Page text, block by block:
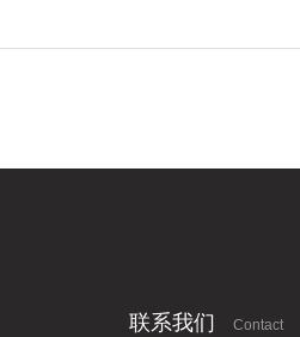
联系我们 Contact